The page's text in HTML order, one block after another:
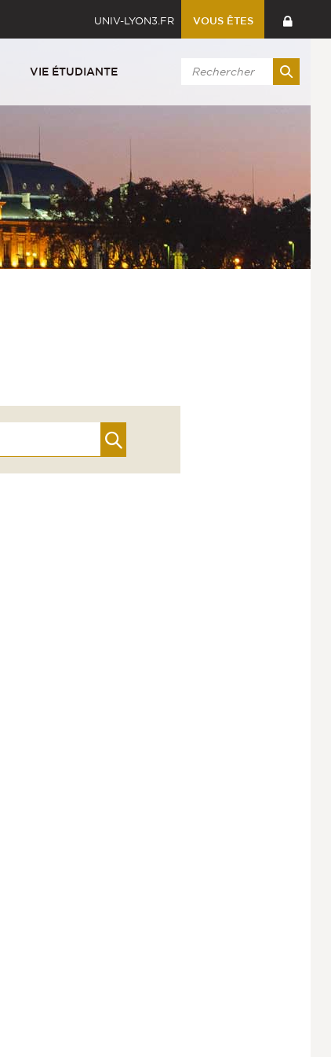
UNIV-LYON3.FR VOUS ÊTES
VIE ÉTUDIANTE